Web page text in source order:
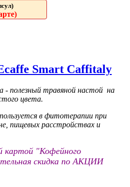
Smart Caffitaly
- полезный травяной настой на
цвета.
в фитотерапии при
пищевых расстройствах и
картой "Кофейного
скидка по АКЦИИ